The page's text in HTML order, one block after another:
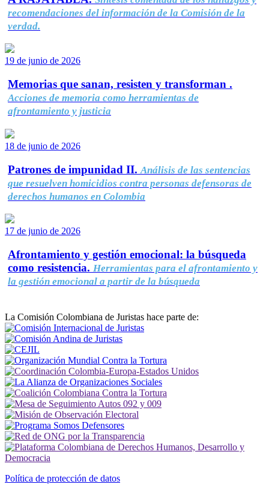
recomendaciones del información de la Comisión de la
verdad.
19 de junio de 2026
Memorias que sanan, resisten y transforman .
Acciones de memoria como herramientas de
afrontamiento y justicia
18 de junio de 2026
Patrones de impunidad II. Análisis de las sentencias
que resuelven homicidios contra personas defensoras de
derechos humanos en Colombia
17 de junio de 2026
Afrontamiento y gestión emocional: la búsqueda
como resistencia. Herramientas para el afrontamiento y
la gestión emocional a partir de la búsqueda
La Comisión Colombiana de Juristas hace parte de:
Política de protección de datos